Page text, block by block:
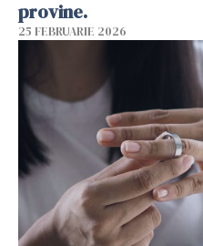
provine.
25 FEBRUARIE 2026